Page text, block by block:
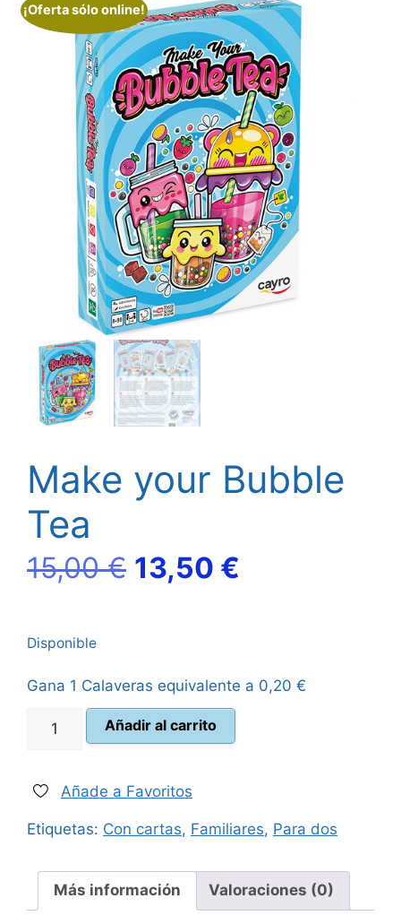
¡Oferta sólo online!
Make your Bubble
Tea
15,00€ El
era:
15,00 €.
13,50 €
es:
Disponible
Gana 1 Calaveras equivalente a 0,20 €
your
Tea
Añadir al carrito
Añade a Favoritos
Etiquetas: Con cartas, Familiares, Para dos
Más información Valoraciones (0)